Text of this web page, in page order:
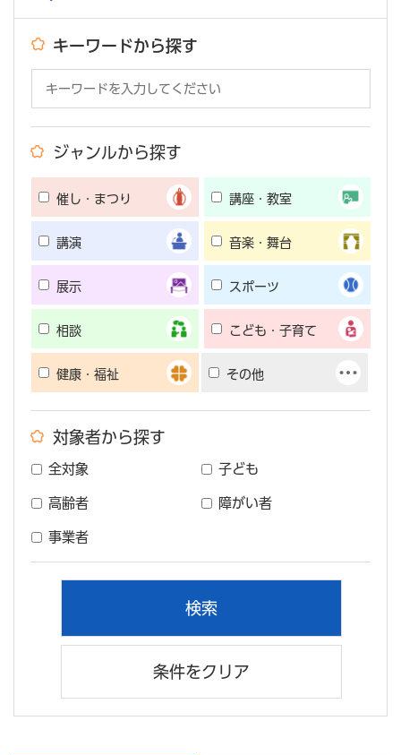
キーワードから探す
ジャンルから探す
催し・まつり 講座・教室
講演 音楽・舞台
展示 スポーツ
相談 こども・子育て
健康・福祉 その他
対象者から探す
全対象 子ども
高齢者 障がい者
事業者
条件をクリア